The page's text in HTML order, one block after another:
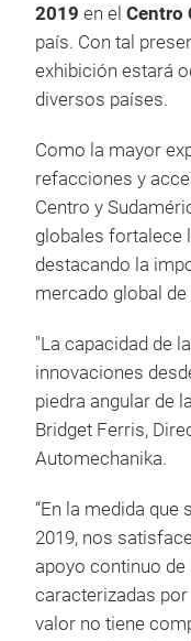
2019 en el Centro
país. Con tal
exhibición estará
diversos países.
Como la mayor
refacciones y
Centro y
globales fortalece
destacando la
mercado global
"La capacidad de
innovaciones
piedra angular de
Bridget Ferris,
Automechanika.
“En la medida que
2019, nos
apoyo continuo
caracterizadas
valor no tiene